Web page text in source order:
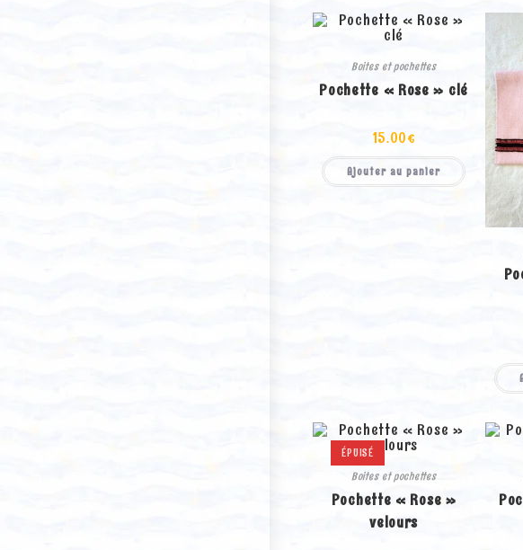
Boites et pochettes
Pochette « Rose » clé
15.00€
Ajouter au panier
ÉPUISÉ
Boites et pochettes
Pochette « Rose »
velours